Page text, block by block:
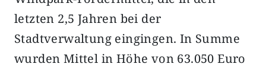
letzten 2,5 Jahren bei der
Stadtverwaltung eingingen. In Summe
wurden Mittel in Höhe von 63.050 Euro